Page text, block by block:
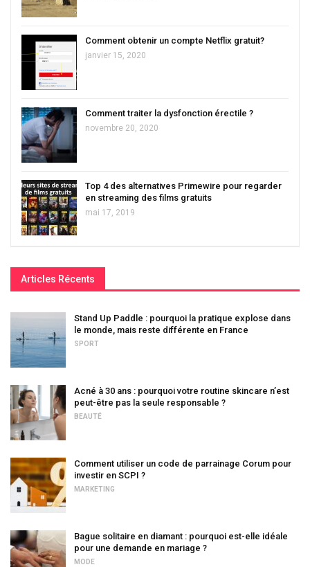
Comment obtenir un compte Netflix gratuit?
janvier 15, 2020
Comment traiter la dysfonction érectile ?
novembre 20, 2020
Top 4 des alternatives Primewire pour regarder
en streaming des films gratuits
mai 17, 2019
Articles Récents
Stand Up Paddle : pourquoi la pratique explose dans
le monde, mais reste différente en France
SPORT
Acné à 30 ans : pourquoi votre routine skincare n’est
peut-être pas la seule responsable ?
BEAUTÉ
Comment utiliser un code de parrainage Corum pour
investir en SCPI ?
MARKETING
Bague solitaire en diamant : pourquoi est-elle idéale
pour une demande en mariage ?
MODE